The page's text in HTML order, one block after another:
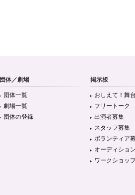
団体／劇場
団体一覧
劇場一覧
団体の登録
掲示板
おしえて！舞
フリートーク
出演者募集
スタッフ募集
ボランティア
オーディショ
ワークショッ